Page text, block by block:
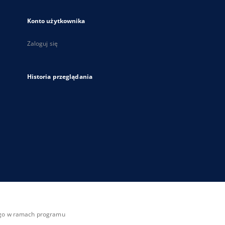
Konto użytkownika
Zaloguj się
Historia przeglądania
w ramach programu